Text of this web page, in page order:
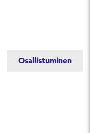
Osallistuminen